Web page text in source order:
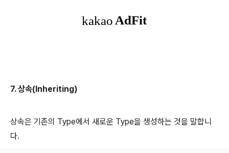
7. 상속(Inheriting)
상속은 기존의 Type에서 새로운 Type을 생성하는 것을 말합니
다.